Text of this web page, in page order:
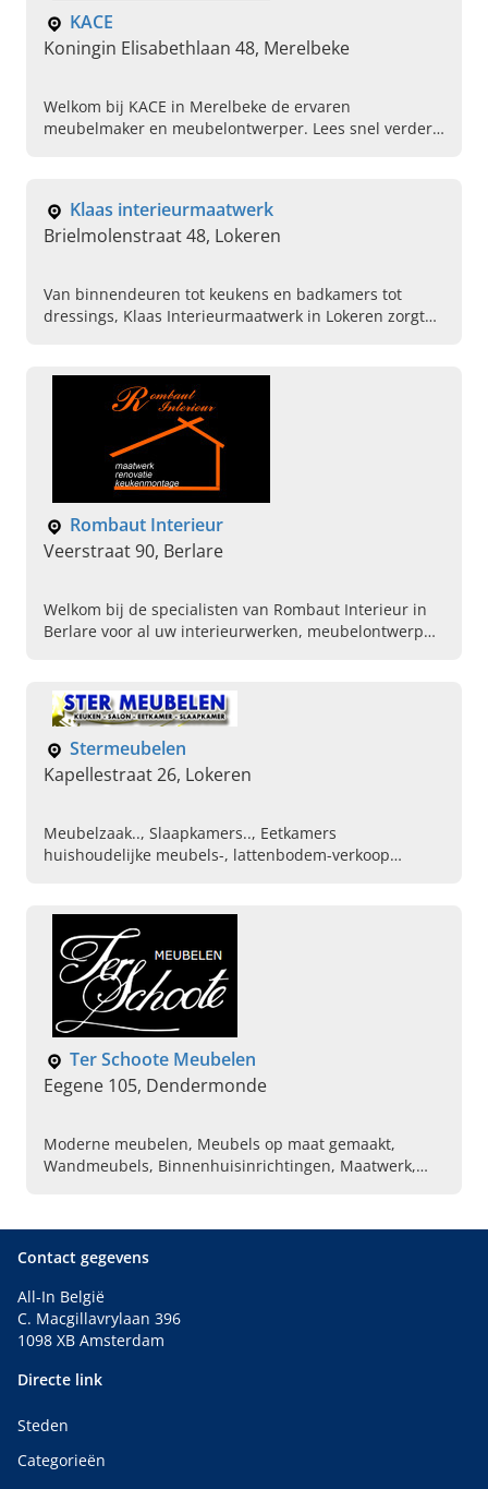
KACE
Koningin Elisabethlaan 48, Merelbeke
Welkom bij KACE in Merelbeke de ervaren
meubelmaker en meubelontwerper. Lees snel verder,
Klaas interieurmaatwerk
Brielmolenstraat 48, Lokeren
Van binnendeuren tot keukens en badkamers tot
dressings, Klaas Interieurmaatwerk in Lokeren zorgt
Rombaut Interieur
Veerstraat 90, Berlare
Welkom bij de specialisten van Rombaut Interieur in
Berlare voor al uw interieurwerken, meubelontwerp
Stermeubelen
Kapellestraat 26, Lokeren
Meubelzaak.., Slaapkamers.., Eetkamers
huishoudelijke meubels-, lattenbodem-verkoop
dresaireos=, Baby- en kinderkamers.., Hoeksalon,
Boxsprings
Ter Schoote Meubelen
Eegene 105, Dendermonde
Moderne meubelen, Meubels op maat gemaakt,
Wandmeubels, Binnenhuisinrichtingen, Maatwerk,
Contact gegevens
All-In België
C. Macgillavrylaan 396
1098 XB Amsterdam
Directe link
Steden
Categorieën